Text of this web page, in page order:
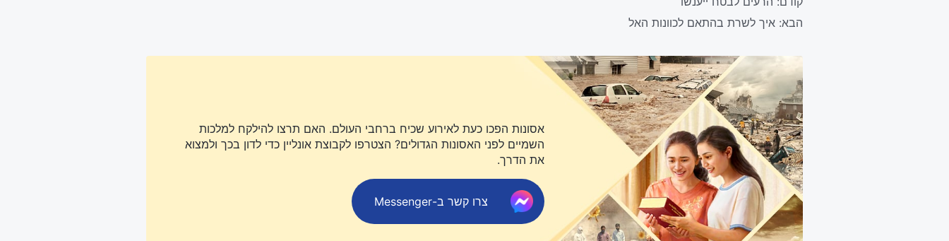
הבא: איך לשרת בהתאם לכוונות האל
אסונות הפכו כעת לאירוע שכיח ברחבי העולם. האם תרצו להילקח למלכות
השמיים לפני האסונות הגדולים? הצטרפו לקבוצת אונליין כדי לדון בכך ולמצוא
את הדרך.
צרו קשר ב-Messenger